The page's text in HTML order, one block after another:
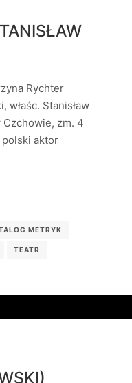
Rychter
właśc. Stanisław
Czchowie, zm. 4
polski aktor
METRYK
TEATR